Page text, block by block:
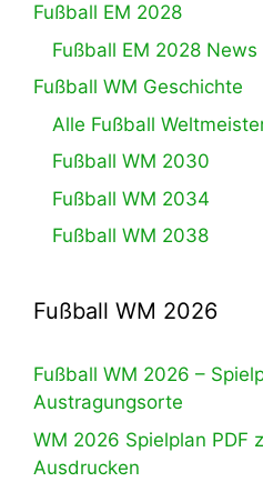
Fußball EM 2028
Fußball EM 2028 News
Fußball WM Geschichte
Alle Fußball
Fußball WM 2030
Fußball WM 2034
Fußball WM 2038
Fußball WM 2026
Fußball WM 2026 –
Austragungsorte
WM 2026 Spielplan PDF
Ausdrucken